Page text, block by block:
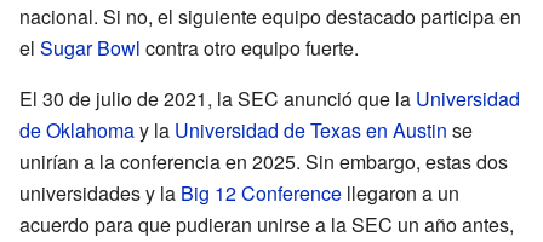
nacional. Si no, el siguiente equipo destacado participa en
el Sugar Bowl contra otro equipo fuerte.
El 30 de julio de 2021, la SEC anunció que la Universidad
de Oklahomay la Universidad de Texas en Austin se
unirían a la conferencia en 2025. Sin embargo, estas dos
universidades y la Big 12 Conference llegaron a un
acuerdo para que pudieran unirse a la SEC un año antes,